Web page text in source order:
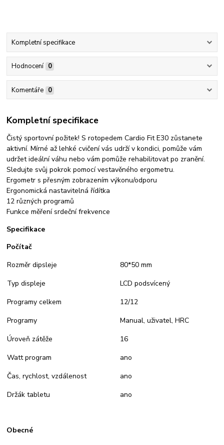
Kompletní specifikace
Hodnocení 0
Komentáře 0
Kompletní specifikace
Čistý sportovní požitek! S rotopedem Cardio Fit E30 zůstanete
aktivní. Mírné až lehké cvičení vás udrží v kondici, pomůže vám
udržet ideální váhu nebo vám pomůže rehabilitovat po zranění.
Sledujte svůj pokrok pomocí vestavěného ergometru.
Ergometr s přesným zobrazením výkonu/odporu
Ergonomická nastavitelná řídítka
12 různých programů
Funkce měření srdeční frekvence
Specifikace
Počítač
Rozměr dipsleje
80*50 mm
Typ displeje
LCD podsvícený
Programy celkem
12/12
Programy
Manual, uživatel, HRC
Úroveň zátěže
16
Watt program
ano
Čas, rychlost, vzdálenost
ano
Držák tabletu
ano
Obecné